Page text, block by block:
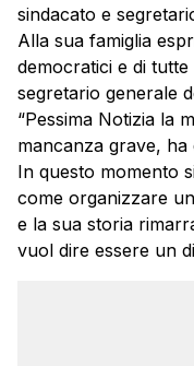
sindacato e
Alla sua famiglia
democratici e di
segretario generale
“Pessima Notizia la
mancanza grave, ha
In questo momento
come organizzare
e la sua storia
vuol dire essere un